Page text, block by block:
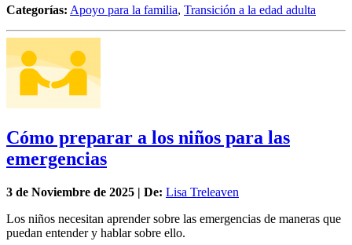
Categorías: Apoyo para la familia, Transición a la edad adulta
Cómo preparar a los niños para las
emergencias
3 de Noviembre de 2025 | De: Lisa Treleaven
Los niños necesitan aprender sobre las emergencias de maneras que
puedan entender y hablar sobre ello.